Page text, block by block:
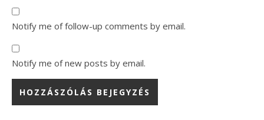
Notify me of follow-up comments by email.
Notify me of new posts by email.